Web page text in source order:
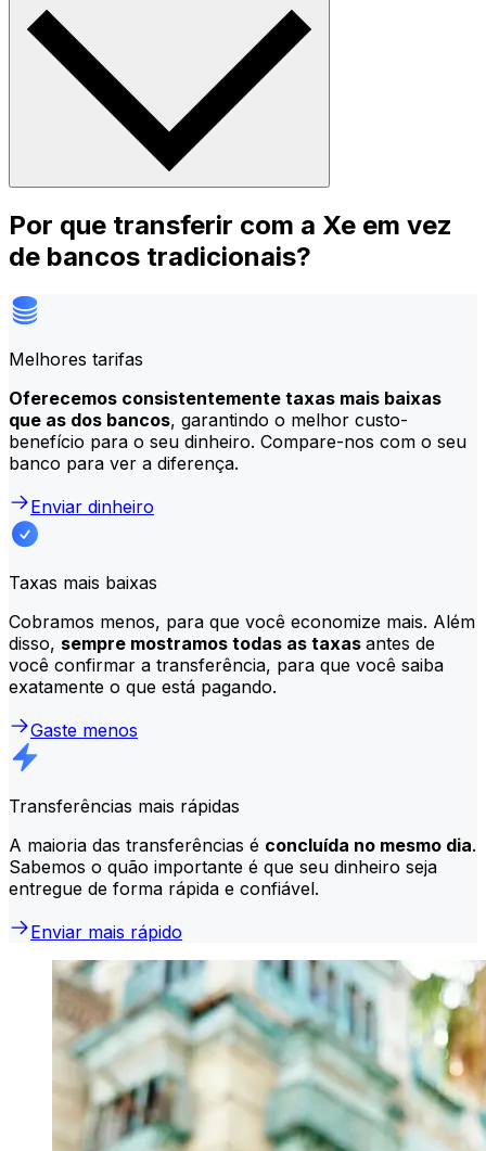
Por que transferir com a Xe em vez
de bancos tradicionais?
Melhores tarifas
Oferecemos consistentemente taxas mais baixas
que as dos bancos, garantindo o melhor custo-
benefício para o seu dinheiro. Compare-nos com o seu
banco para ver a diferença.
Enviar dinheiro
Taxas mais baixas
Cobramos menos, para que você economize mais. Além
disso, sempre mostramos todas as taxas antes de
você confirmar a transferência, para que você saiba
exatamente o que está pagando.
Gaste menos
Transferências mais rápidas
A maioria das transferências é concluída no mesmo dia.
Sabemos o quão importante é que seu dinheiro seja
entregue de forma rápida e confiável.
Enviar mais rápido